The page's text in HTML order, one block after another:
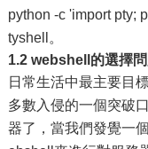
python -c 'import pty;
tyshell。
1.2 webshell的選擇
日常生活中最主要目
多數入侵的一個突破口
器了，當我們發覺一